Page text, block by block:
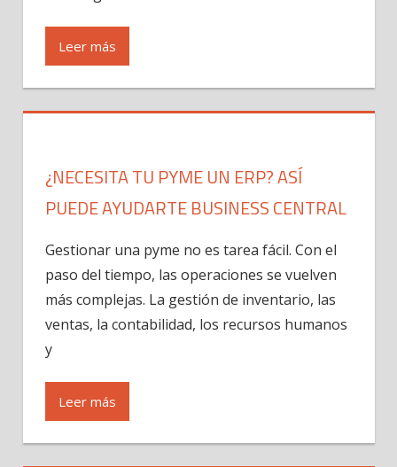
Leer más
¿NECESITA TU PYME UN ERP? ASÍ
PUEDE AYUDARTE BUSINESS CENTRAL
Gestionar una pyme no es tarea fácil. Con el
paso del tiempo, las operaciones se vuelven
más complejas. La gestión de inventario, las
ventas, la contabilidad, los recursos humanos
y
Leer más